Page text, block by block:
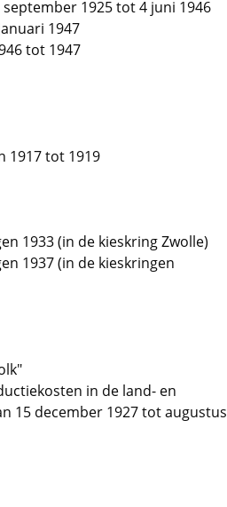
1925 tot 4 juni 1946
1947
tot 1947
1917 tot 1919
1933 (in de kieskring Zwolle)
1937 (in de kieskringen
in de land- en
15 december 1927 tot augustus